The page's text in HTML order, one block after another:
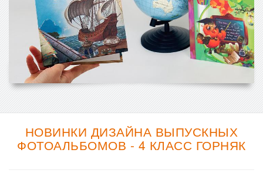
НОВИНКИ ДИЗАЙНА ВЫПУСКНЫХ
ФОТОАЛЬБОМОВ - 4 КЛАСС ГОРНЯК